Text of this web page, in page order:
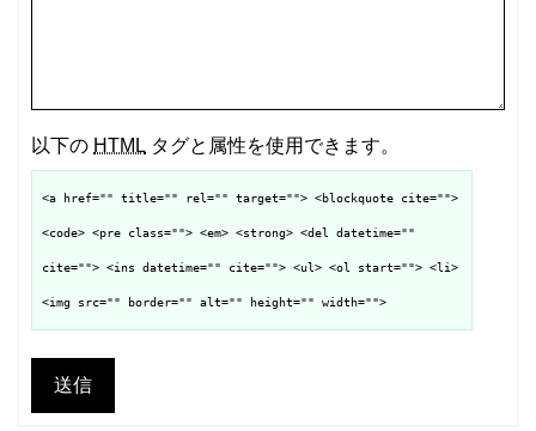
以下の HTML タグと属性を使用できます。
<a href="" title="" rel="" target=""> <blockquote cite="">
<code> <pre class=""> <em> <strong> <del datetime=""
cite=""> <ins datetime="" cite=""> <ul> <ol start=""> <li>
<img src="" border="" alt="" height="" width="">
送信